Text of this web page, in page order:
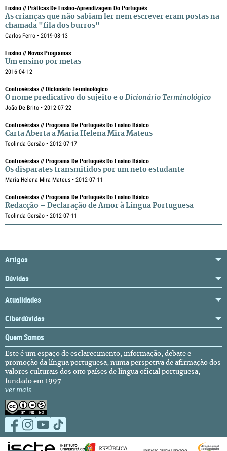
Ensino // Práticas De Ensino-Aprendizagem Do Português
As crianças que não sabiam ler nem escrever eram postas na
chamada "fila dos burros"
Carlos Ferro • 2019-08-13
Ensino // Novos Programas
Um ensino por metas
2016-04-12
Controvérsias // Dicionário Terminológico
O nome predicativo do sujeito e o Dicionário Terminológico
João De Brito • 2012-07-22
Controvérsias // Programa De Português Do Ensino Básico
Carta Aberta a Maria Helena Mira Mateus
Teolinda Gersão • 2012-07-17
Controvérsias // Programa De Português Do Ensino Básico
Os disparates transmitidos por um neto estudante
Maria Helena Mira Mateus • 2012-07-11
Controvérsias // Programa De Português Do Ensino Básico
Redacção – Declaração de Amor à Língua Portuguesa
Teolinda Gersão • 2012-07-11
Artigos
Dúvidas
Atualidades
Ciberdúvidas
Quem Somos
Este é um espaço de esclarecimento, informação, debate e
promoção da língua portuguesa, numa perspetiva de afirmação dos
valores culturais dos oito países de língua oficial portuguesa,
fundado em 1997.
ver mais